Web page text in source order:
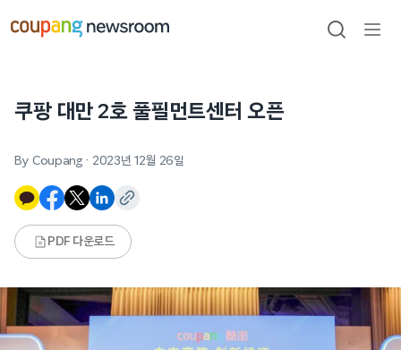
건너뛰기
검색
쿠팡 대만 2호 풀필먼트센터 오픈
By Coupang · 2023년 12월 26일
PDF 다운로드